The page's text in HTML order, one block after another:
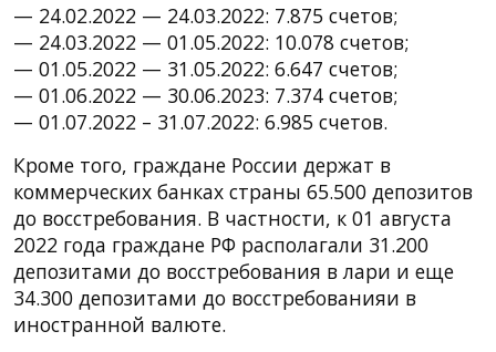
— 24.02.2022 — 24.03.2022: 7.875 счетов;
— 24.03.2022 — 01.05.2022: 10.078 счетов;
— 01.05.2022 — 31.05.2022: 6.647 счетов;
— 01.06.2022 — 30.06.2023: 7.374 счетов;
— 01.07.2022 – 31.07.2022: 6.985 счетов.
Кроме того, граждане России держат в
коммерческих банках страны 65.500 депозитов
до восстребования. В частности, к 01 августа
2022 года граждане РФ располагали 31.200
депозитами до восстребования в лари и еще
34.300 депозитами до восстребованияи в
иностранной валюте.